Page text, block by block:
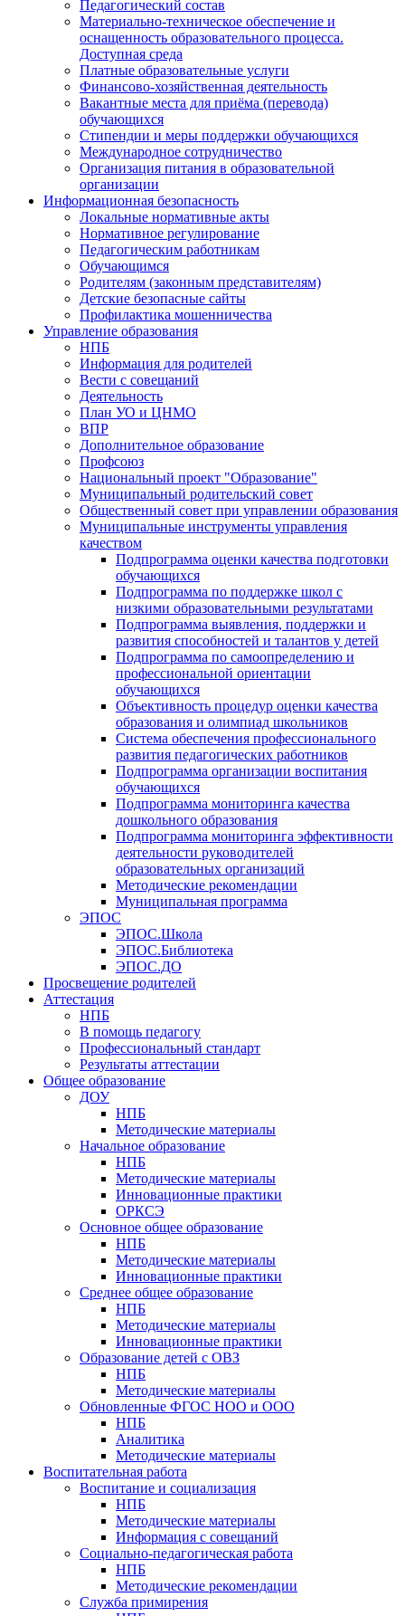
Педагогический состав
Материально-техническое обеспечение и
оснащенность образовательного процесса.
Доступная среда
Платные образовательные услуги
Финансово-хозяйственная деятельность
Вакантные места для приёма (перевода)
обучающихся
Стипендии и меры поддержки обучающихся
Международное сотрудничество
Организация питания в образовательной
организации
Информационная безопасность
Локальные нормативные акты
Нормативное регулирование
Педагогическим работникам
Обучающимся
Родителям (законным представителям)
Детские безопасные сайты
Профилактика мошенничества
Управление образования
НПБ
Информация для родителей
Вести с совещаний
Деятельность
План УО и ЦНМО
ВПР
Дополнительное образование
Профсоюз
Национальный проект "Образование"
Муниципальный родительский совет
Общественный совет при управлении образования
Муниципальные инструменты управления
качеством
Подпрограмма оценки качества подготовки
обучающихся
Подпрограмма по поддержке школ с
низкими образовательными результатами
Подпрограмма выявления, поддержки и
развития способностей и талантов у детей
Подпрограмма по самоопределению и
профессиональной ориентации
обучающихся
Объективность процедур оценки качества
образования и олимпиад школьников
Система обеспечения профессионального
развития педагогических работников
Подпрограмма организации воспитания
обучающихся
Подпрограмма мониторинга качества
дошкольного образования
Подпрограмма мониторинга эффективности
деятельности руководителей
образовательных организаций
Методические рекомендации
Муниципальная программа
ЭПОС
ЭПОС.Школа
ЭПОС.Библиотека
ЭПОС.ДО
Просвещение родителей
Аттестация
НПБ
В помощь педагогу
Профессиональный стандарт
Результаты аттестации
Общее образование
ДОУ
НПБ
Методические материалы
Начальное образование
НПБ
Методические материалы
Инновационные практики
ОРКСЭ
Основное общее образование
НПБ
Методические материалы
Инновационные практики
Среднее общее образование
НПБ
Методические материалы
Инновационные практики
Образование детей с ОВЗ
НПБ
Методические материалы
Обновленные ФГОС НОО и ООО
НПБ
Аналитика
Методические материалы
Воспитательная работа
Воспитание и социализация
НПБ
Методические материалы
Информация с совещаний
Социально-педагогическая работа
НПБ
Методические рекомендации
Служба примирения